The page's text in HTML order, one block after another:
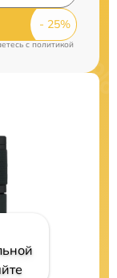
cполитикой